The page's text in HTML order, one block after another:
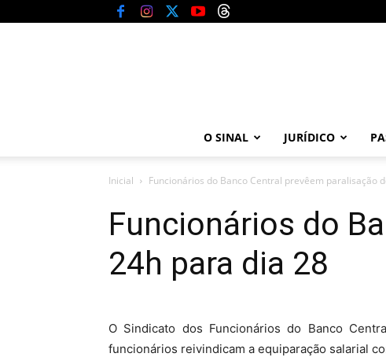
O SINAL JURÍDICO
Inicial Funcionários do Banco Central prevêem paralisação
Funcionários do
24h para dia 28
O Sindicato dos Funcionários do Banco
funcionários reivindicam a equiparação salarial